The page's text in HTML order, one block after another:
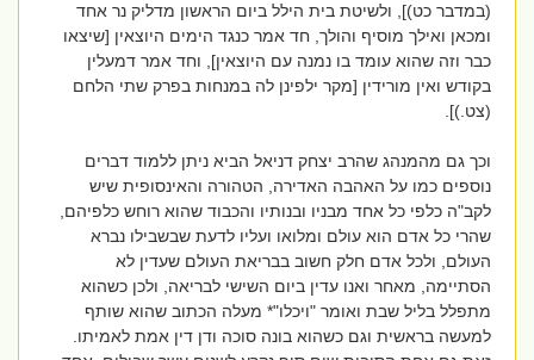
(במדבר כט)], ולשיטת בית הילל ביום הראשון מדליק נר אחד
ומכאן ואילך מוסיף והולך, חד אמר כנגד הימים היוצאין [שיצאו
כבר וזה שהוא עומד בו נמנה עם היוצאין], וחד אמר דמעלין
בקודש ואין מורידין [מקר ילפינן לה במנחות בפרק שתי הלחם
(צט.)].
וכך גם מהמנהג שהרב יצחק דניאל הביא ניתן ללמוד דברים
נוספים כמו על האהבה האדירה, הטהורה והאינסופית שיש
לקב"ה כלפי כל אחד מבניו ובנותיו והכבוד שהוא רוחש כלפיהם,
שהרי כל אדם הוא עולם ומלואו ועליו לדעת שבשבילו נברא
העולם, ולכל אדם חלק חשוב בבריאת העולם שעדין לא
הסתיימה, מאחר ואנו עדין ביום השישי לבריאה, ולכן כשהוא
מתפלל בליל שבת ואומר "ויכלו"* מעלה הכתוב שהוא שותף
למעשה בראשית וגם כשהוא בונה סוכה ודן דין אמת לאמיתו.